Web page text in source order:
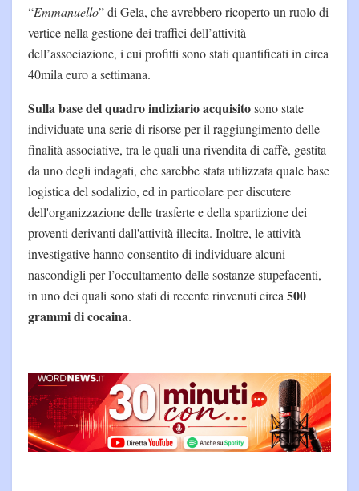
“Emmanuello” di Gela, che avrebbero ricoperto un ruolo di
vertice nella gestione dei traffici dell’attività
dell’associazione, i cui profitti sono stati quantificati in circa
40mila euro a settimana.
Sulla base del quadro indiziario acquisitosono state
individuate una serie di risorse per il raggiungimento delle
finalità associative, tra le quali una rivendita di caffè, gestita
da uno degli indagati, che sarebbe stata utilizzata quale base
logistica del sodalizio, ed in particolare per discutere
dell'organizzazione delle trasferte e della spartizione dei
proventi derivanti dall'attività illecita. Inoltre, le attività
investigative hanno consentito di individuare alcuni
nascondigli per l’occultamento delle sostanze stupefacenti,
in uno dei quali sono stati di recente rinvenuti circa 500
grammi di cocaina.